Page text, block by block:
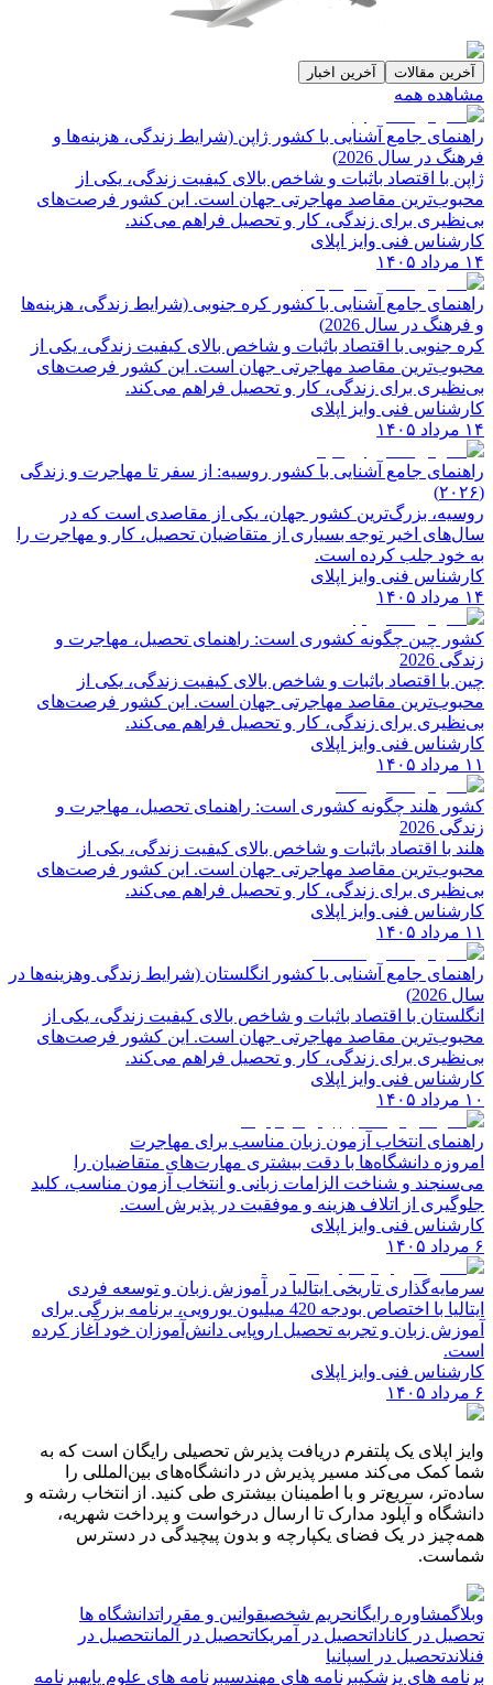
آخرین مقالات آخرین اخبار
مشاهده همه
راهنمای جامع آشنایی با کشور ژاپن (شرایط زندگی، هزینه‌ها و
فرهنگ در سال 2026)
ژاپن با اقتصاد باثبات و شاخص‌ بالای کیفیت زندگی، یکی از
محبوب‌ترین مقاصد مهاجرتی جهان است. این کشور فرصت‌های
بی‌نظیری برای زندگی، کار و تحصیل فراهم می‌کند.
کارشناس فنی وایز اپلای
۱۴ مرداد ۱۴۰۵
راهنمای جامع آشنایی با کشور کره جنوبی (شرایط زندگی، هزینه‌ها
و فرهنگ در سال 2026)
کره جنوبی با اقتصاد باثبات و شاخص‌ بالای کیفیت زندگی، یکی از
محبوب‌ترین مقاصد مهاجرتی جهان است. این کشور فرصت‌های
بی‌نظیری برای زندگی، کار و تحصیل فراهم می‌کند.
کارشناس فنی وایز اپلای
۱۴ مرداد ۱۴۰۵
راهنمای جامع آشنایی با کشور روسیه: از سفر تا مهاجرت و زندگی
(۲۰۲۶)
روسیه، بزرگ‌ترین کشور جهان، یکی از مقاصدی است که در
سال‌های اخیر توجه بسیاری از متقاضیان تحصیل، کار و مهاجرت را
به خود جلب کرده است.
کارشناس فنی وایز اپلای
۱۴ مرداد ۱۴۰۵
کشور چین چگونه کشوری است: راهنمای تحصیل، مهاجرت و
زندگی 2026
چین با اقتصاد باثبات و شاخص‌ بالای کیفیت زندگی، یکی از
محبوب‌ترین مقاصد مهاجرتی جهان است. این کشور فرصت‌های
بی‌نظیری برای زندگی، کار و تحصیل فراهم می‌کند.
کارشناس فنی وایز اپلای
۱۱ مرداد ۱۴۰۵
کشور هلند چگونه کشوری است: راهنمای تحصیل، مهاجرت و
زندگی 2026
هلند با اقتصاد باثبات و شاخص‌ بالای کیفیت زندگی، یکی از
محبوب‌ترین مقاصد مهاجرتی جهان است. این کشور فرصت‌های
بی‌نظیری برای زندگی، کار و تحصیل فراهم می‌کند.
کارشناس فنی وایز اپلای
۱۱ مرداد ۱۴۰۵
راهنمای جامع آشنایی با کشور انگلستان (شرایط زندگی وهزینه‌ها در
سال 2026)
انگلستان با اقتصاد باثبات و شاخص‌ بالای کیفیت زندگی، یکی از
محبوب‌ترین مقاصد مهاجرتی جهان است. این کشور فرصت‌های
بی‌نظیری برای زندگی، کار و تحصیل فراهم می‌کند.
کارشناس فنی وایز اپلای
۱۰ مرداد ۱۴۰۵
راهنمای انتخاب آزمون زبان مناسب برای مهاجرت
امروزه دانشگاه‌ها با دقت بیشتری مهارت‌های متقاضیان را
می‌سنجند و شناخت الزامات زبانی و انتخاب آزمون مناسب، کلید
جلوگیری از اتلاف هزینه و موفقیت در پذیرش است.
کارشناس فنی وایز اپلای
۶ مرداد ۱۴۰۵
سرمایه‌گذاری تاریخی ایتالیا در آموزش زبان و توسعه فردی
ایتالیا با اختصاص بودجه 420 میلیون یورویی، برنامه بزرگی برای
آموزش زبان و تجربه تحصیل اروپایی دانش‌آموزان خود آغاز کرده
است.
کارشناس فنی وایز اپلای
۶ مرداد ۱۴۰۵
وایز اپلای یک پلتفرم دریافت پذیرش تحصیلی رایگان است که به
شما کمک می‌کند مسیر پذیرش در دانشگاه‌های بین‌المللی را
ساده‌تر، سریع‌تر و با اطمینان بیشتری طی کنید. از انتخاب رشته و
دانشگاه و آپلود مدارک تا ارسال درخواست و پرداخت شهریه،
همه‌چیز در یک فضای یکپارچه و بدون پیچیدگی در دسترس
شماست.
وبلاگمشاوره رایگانحریم شخصیقوانین و مقرراتدانشگاه ها
تحصیل در کانادا تحصیل در آمریکاتحصیل در آلمانتحصیل در
فنلاندتحصیل در اسپانیا
برنامه های پزشکیبرنامه های مهندسیبرنامه های علوم پایهبرنامه